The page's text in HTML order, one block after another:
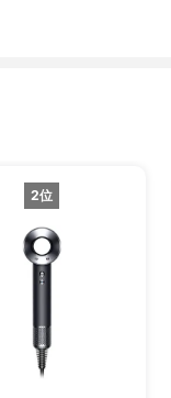
2位